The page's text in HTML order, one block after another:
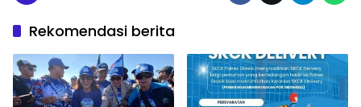
Rekomendasi berita